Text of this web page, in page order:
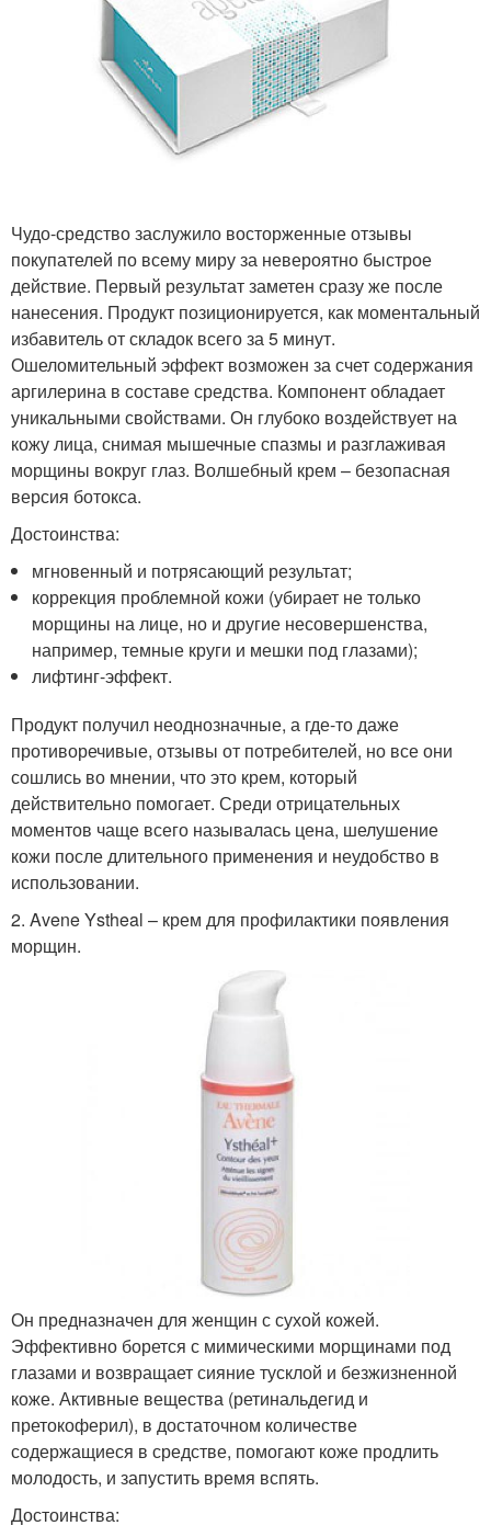
Чудо-средство заслужило восторженные отзывы
покупателей по всему миру за невероятно быстрое
действие. Первый результат заметен сразу же после
нанесения. Продукт позиционируется, как моментальный
избавитель от складок всего за 5 минут.
Ошеломительный эффект возможен за счет содержания
аргилерина в составе средства. Компонент обладает
уникальными свойствами. Он глубоко воздействует на
кожу лица, снимая мышечные спазмы и разглаживая
морщины вокруг глаз. Волшебный крем – безопасная
версия ботокса.
Достоинства:
мгновенный и потрясающий результат;
коррекция проблемной кожи (убирает не только
морщины на лице, но и другие несовершенства,
например, темные круги и мешки под глазами);
лифтинг-эффект.
Продукт получил неоднозначные, а где-то даже
противоречивые, отзывы от потребителей, но все они
сошлись во мнении, что это крем, который
действительно помогает. Среди отрицательных
моментов чаще всего называлась цена, шелушение
кожи после длительного применения и неудобство в
использовании.
2. Avene Ystheal – крем для профилактики появления
морщин.
Он предназначен для женщин с сухой кожей.
Эффективно борется с мимическими морщинами под
глазами и возвращает сияние тусклой и безжизненной
коже. Активные вещества (ретинальдегид и
претокоферил), в достаточном количестве
содержащиеся в средстве, помогают коже продлить
молодость, и запустить время вспять.
Достоинства: